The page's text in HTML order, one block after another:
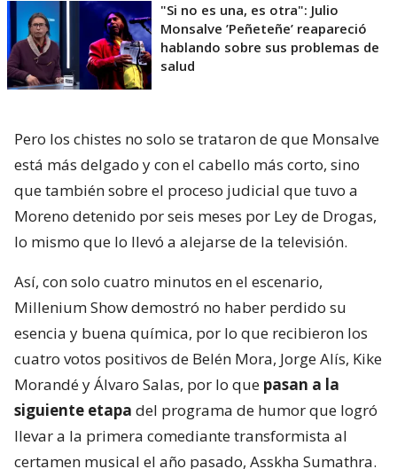
"Si no es una, es otra": Julio
Monsalve ’Peñeteñe’ reapareció
hablando sobre sus problemas de
salud
Pero los chistes no solo se trataron de que Monsalve
está más delgado y con el cabello más corto, sino
que también sobre el proceso judicial que tuvo a
Moreno detenido por seis meses por Ley de Drogas,
lo mismo que lo llevó a alejarse de la televisión.
Así, con solo cuatro minutos en el escenario,
Millenium Show demostró no haber perdido su
esencia y buena química, por lo que recibieron los
cuatro votos positivos de Belén Mora, Jorge Alís, Kike
Morandé y Álvaro Salas, por lo que pasan a la
siguiente etapa del programa de humor que logró
llevar a la primera comediante transformista al
certamen musical el año pasado, Asskha Sumathra.